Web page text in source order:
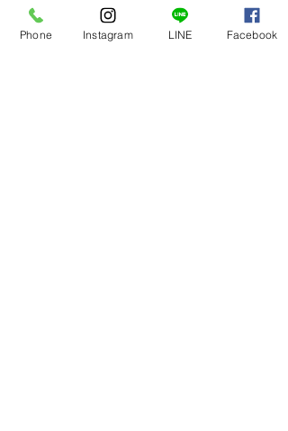
ことができるはずです。
Phone Instagram LINE Facebook